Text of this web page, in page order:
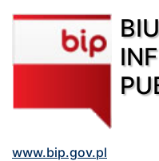
www.bip.gov.pl